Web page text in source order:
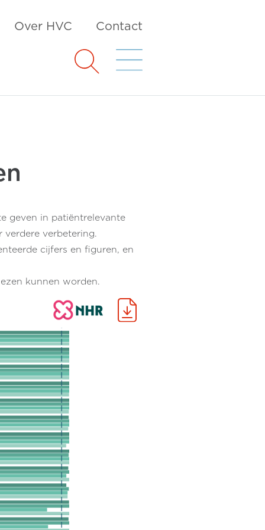
Over HVC Contact
geven in patiëntrelevante
verbetering.
cijfers en figuren, en
kunnen worden.